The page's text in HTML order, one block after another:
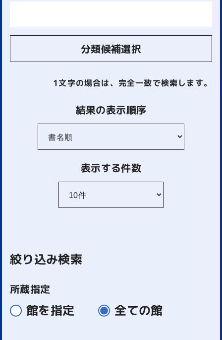
分類候補選択
1文字の場合は、完全一致で検索します。
結果の表示順序
表示する件数
絞り込み検索
所蔵指定
館を指定 全ての館